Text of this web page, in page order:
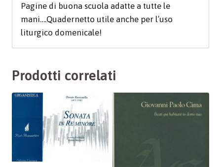
Pagine di buona scuola adatte a tutte le
mani….Quadernetto utile anche per l’uso
liturgico domenicale!
Prodotti correlati